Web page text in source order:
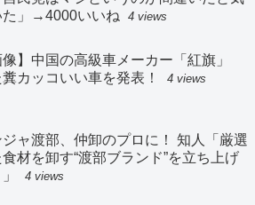
た」→4000いいね
4 views
像】中国の高級車メーカー「紅旗」
糞カッコいい車を発表！
4 views
ジャ渡部、仲卸のプロに！ 知人「厳選
食材を卸す“渡部ブランド”を立ち上げ
4 views